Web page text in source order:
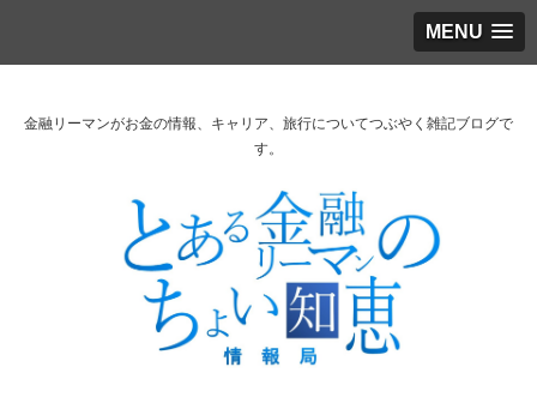
MENU
金融リーマンがお金の情報、キャリア、旅行についてつぶやく雑記ブログで
す。